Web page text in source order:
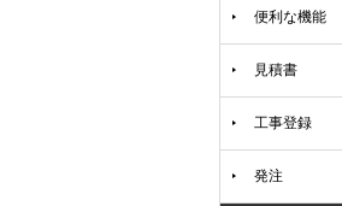
便利な機能
見積書
工事登録
発注